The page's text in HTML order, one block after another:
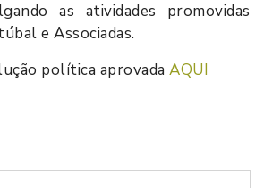
as atividades promovidas
e Associadas.
política aprovadaAQUI